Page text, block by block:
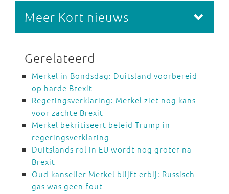
Meer Kort nieuws
Gerelateerd
Merkel in Bondsdag: Duitsland voorbereid
op harde Brexit
Regeringsverklaring: Merkel ziet nog kans
voor zachte Brexit
Merkel bekritiseert beleid Trump in
regeringsverklaring
Duitslands rol in EU wordt nog groter na
Brexit
Oud-kanselier Merkel blijft erbij: Russisch
gas was geen fout